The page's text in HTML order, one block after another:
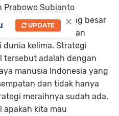
Prabowo Subianto
memiliki peluang besar
di tahun 2045 dan
dunia kelima. Strategi
tersebut adalah dengan
manusia Indonesia yang
dan tidak hanya
meraihnya sudah ada,
kita mau
×
UPDATE